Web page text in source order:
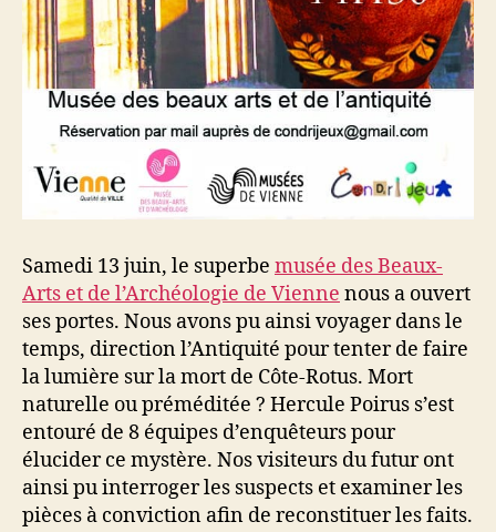
Samedi 13 juin, le superbe musée des Beaux-
Arts et de l’Archéologie de Vienne nous a ouvert
ses portes. Nous avons pu ainsi voyager dans le
temps, direction l’Antiquité pour tenter de faire
la lumière sur la mort de Côte-Rotus. Mort
naturelle ou préméditée ? Hercule Poirus s’est
entouré de 8 équipes d’enquêteurs pour
élucider ce mystère. Nos visiteurs du futur ont
ainsi pu interroger les suspects et examiner les
pièces à conviction afin de reconstituer les faits.